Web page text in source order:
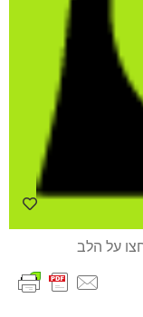
על הלב